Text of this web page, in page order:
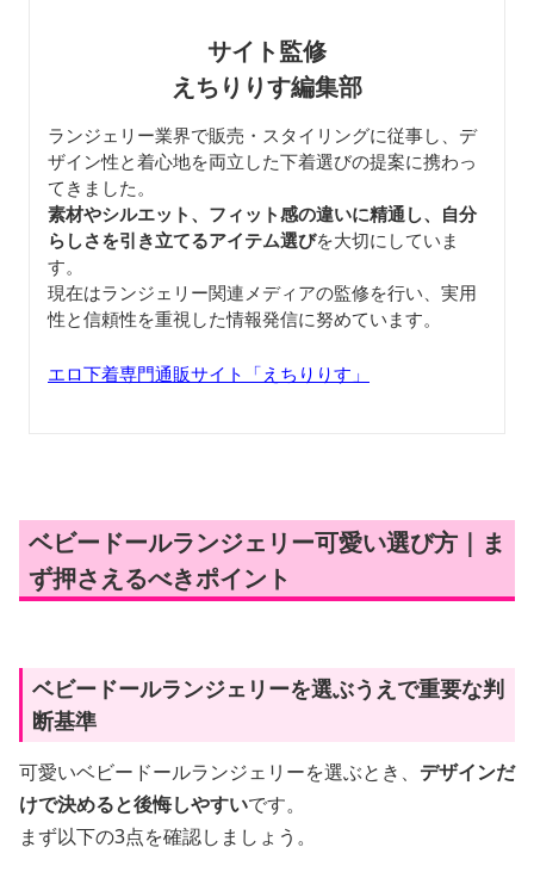
サイト監修
えちりりす編集部
ランジェリー業界で販売・スタイリングに従事し、デ
ザイン性と着心地を両立した下着選びの提案に携わっ
てきました。
素材やシルエット、フィット感の違いに精通し、自分
らしさを引き立てるアイテム選びを大切にしていま
す。
現在はランジェリー関連メディアの監修を行い、実用
性と信頼性を重視した情報発信に努めています。
エロ下着専門通販サイト「えちりりす」
ベビードールランジェリー可愛い選び方｜ま
ず押さえるべきポイント
ベビードールランジェリーを選ぶうえで重要な判
断基準
可愛いベビードールランジェリーを選ぶとき、 デザインだ
けで決めると後悔しやすいです。
まず以下の3点を確認しましょう。